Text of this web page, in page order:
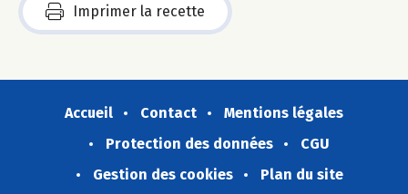
Imprimer la recette
Accueil Contact
Mentions légales
Protection des données
CGU
Gestion des cookies
Plan du site